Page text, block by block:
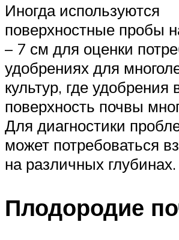
Иногда используются
поверхностные пробы
– 7 см для оценки
удобрениях для
культур, где удобрения
поверхность почвы
Для диагностики
может потребоваться
на различных глубинах.
Плодородие